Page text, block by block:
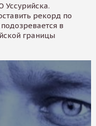
Уссурийска.
рекорд по
в
границы